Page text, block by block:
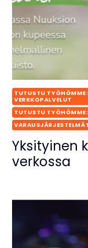
TUTUSTU
VERKKOPALVELUT
TUTUSTU
Yksityinen
verkossa